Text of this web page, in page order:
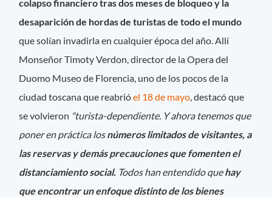
colapso financiero tras dos meses de bloqueo y la
desaparición de hordas de turistas de todo el mundo
que solían invadirla en cualquier época del año. Allí
Monseñor Timoty Verdon, director de la Opera del
Duomo Museo de Florencia, uno de los pocos de la
ciudad toscana que reabrióel 18 de mayo , destacó que
se volvieron "turista-dependiente. Y ahora tenemos que
poner en práctica losnúmeros limitados de visitantes, a
las reservas y demás precauciones que fomenten el
distanciamiento social. Todos han entendido quehay
que encontrar un enfoque distinto de los bienes